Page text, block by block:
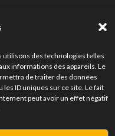
des technologies telles
informations des appareils. Le
de traiter des données
ID uniques sur ce site. Le fait
peut avoir un effet négatif